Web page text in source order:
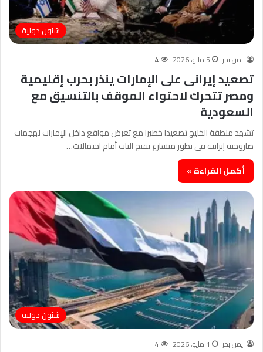
شئون دولية
ايمن بحر 5 مايو، 2026 4
تصعيد إيرانى على الإمارات ينذر بحرب إقليمية
ومصر تتحرك لاحتواء الموقف بالتنسيق مع
السعودية
تشهد منطقة الخليج تصعيدا خطيرا مع تعرض مواقع داخل الإمارات لهجمات
صاروخية إيرانية فى تطور متسارع يفتح الباب أمام احتمالات…
أكمل القراءة »
شئون دولية
ايمن بحر 1 مايو، 2026 4